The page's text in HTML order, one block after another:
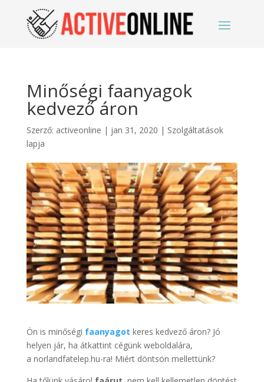
Minőségi faanyagok
kedvező áron
Szerző: activeonline | jan 31, 2020 | Szolgáltatások
lapja
Ön is minőségi faanyagot keres kedvező áron? Jó
helyen jár, ha átkattint cégünk weboldalára,
a norlandfatelep.hu-ra! Miért döntsön mellettünk?